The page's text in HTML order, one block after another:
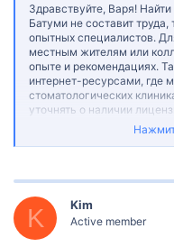
Здравствуйте, Варя!
Батуми не составит
опытных специалистов.
местным жителям или
опыте и рекомендациях.
интернет-ресурсами, где
стоматологических
уточнять о наличии
уверенными в их
идеального стоматолога
очень классно что есть
удобно
K Kim
Active member